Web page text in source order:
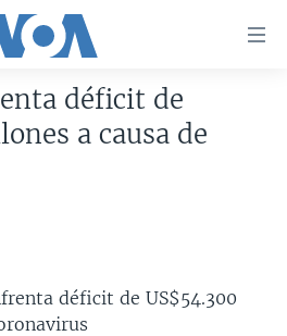
LATINA
déficit de
a causa de
déficit de US$54.300